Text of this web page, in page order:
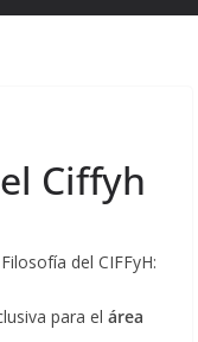
Ciffyh
del CIFFyH:
para el área